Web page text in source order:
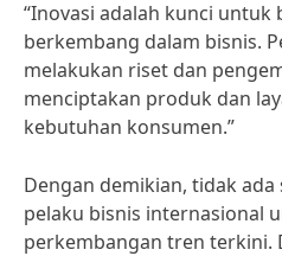
“Inovasi adalah kunci untuk
berkembang dalam bisnis.
melakukan riset dan
menciptakan produk dan
kebutuhan konsumen.”
Dengan demikian, tidak ada
pelaku bisnis internasional
perkembangan tren terkini.